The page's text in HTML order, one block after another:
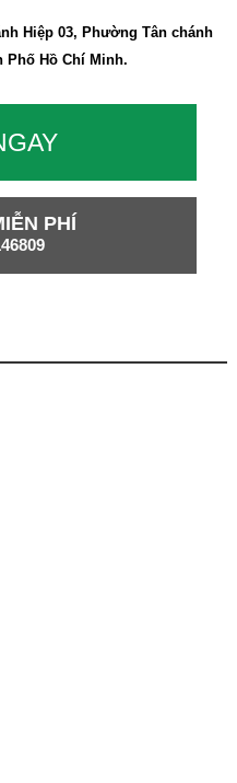
Hiệp 03, Phường Tân chánh
Phố Hồ Chí Minh.
PHÍ